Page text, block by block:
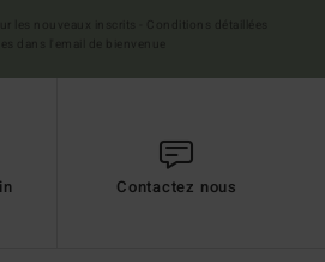
Contactez nous